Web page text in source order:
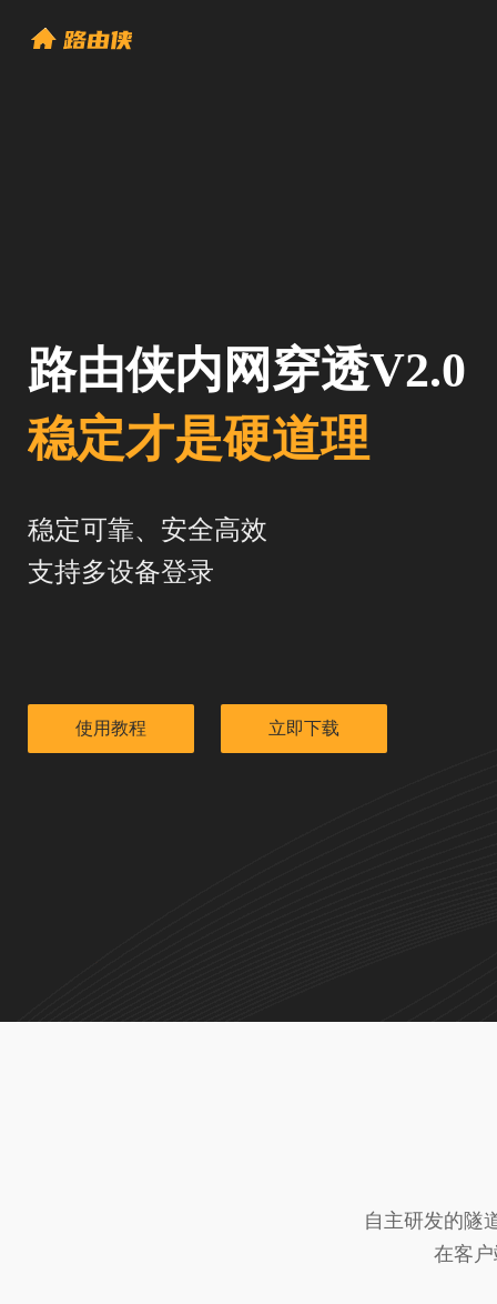
路由侠内网穿透V2.0
稳定才是硬道理
稳定可靠、安全高效
支持多设备登录
使用教程 立即下载
自主研发的隧
在客